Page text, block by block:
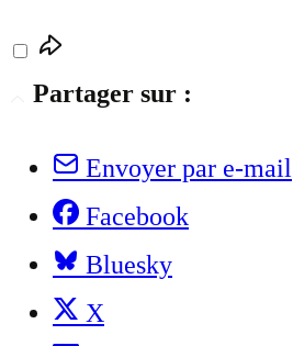
Partager sur :
Envoyer par e-mail
Facebook
Bluesky
X